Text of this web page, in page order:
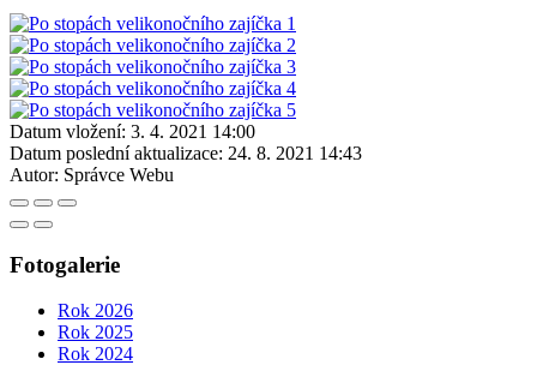
Datum vložení: 3. 4. 2021 14:00
Datum poslední aktualizace: 24. 8. 2021 14:43
Autor: Správce Webu
Fotogalerie
Rok 2026
Rok 2025
Rok 2024